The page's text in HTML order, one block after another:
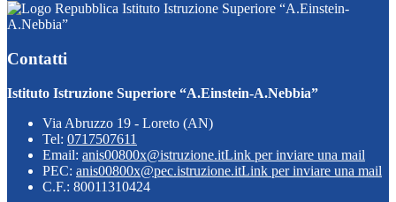
Istituto Istruzione Superiore “A.Einstein-
A.Nebbia”
Contatti
Istituto Istruzione Superiore “A.Einstein-A.Nebbia”
Via Abruzzo 19 - Loreto (AN)
Tel: 0717507611
Email: anis00800x@istruzione.itLink per inviare una mail
PEC: anis00800x@pec.istruzione.itLink per inviare una mail
C.F.: 80011310424